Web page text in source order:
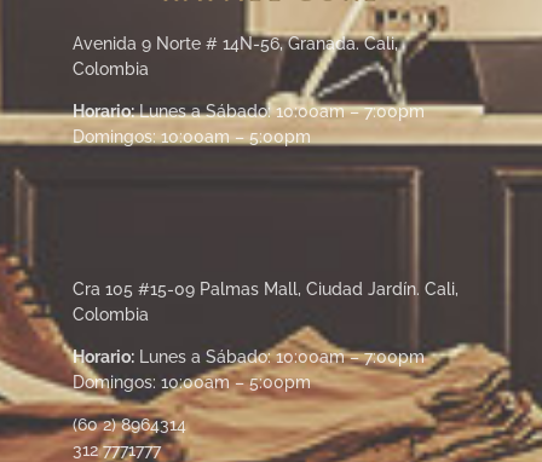
Avenida 9 Norte # 14N-56, Granada. Cali,
Colombia
Horario:Lunes a Sábado: 10:00am – 7:00pm
Domingos: 10:00am – 5:00pm
Cra 105 #15-09 Palmas Mall, Ciudad Jardín. Cali,
Colombia
Horario: Lunes a Sábado: 10:00am – 7:00pm
Domingos: 10:00am – 5:00pm
(60 2) 8964314
312 7771777